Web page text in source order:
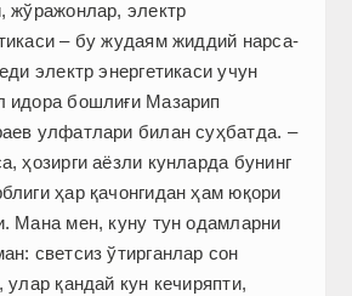
жўражонлар, электр
– бу жудаям жиддий нарса-
электр энергетикаси учун
идора бошлиғи Мазарип
улфатлари билан суҳбатда. –
ҳозирги аёзли кунларда бунинг
ҳар қачонгидан ҳам юқори
Мана мен, куну тун одамларни
светсиз ўтирганлар сон
улар қандай кун кечиряпти,